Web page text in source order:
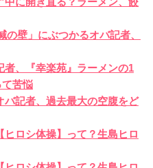
壁」にぶつかるオバ記者、
者、『幸楽苑』ラーメンの1
苦悩
バ記者、過去最大の空腹をど
ロシ体操】って？生島ヒロ